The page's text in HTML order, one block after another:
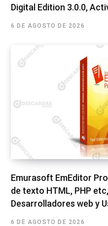
Digital Edition 3.0.0,
6 DE AGOSTO DE 2026
Emurasoft EmEditor
de texto HTML, PHP
Desarrolladores web y
6 DE AGOSTO DE 2026